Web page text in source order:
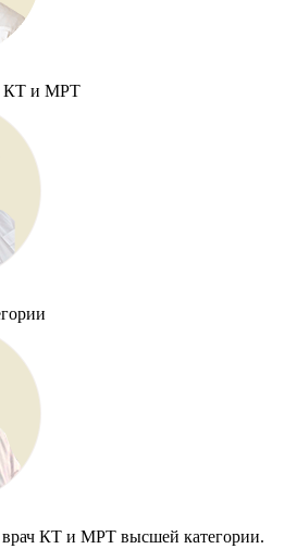
КТ и МРТ
врач КТ и МРТ высшей категории.